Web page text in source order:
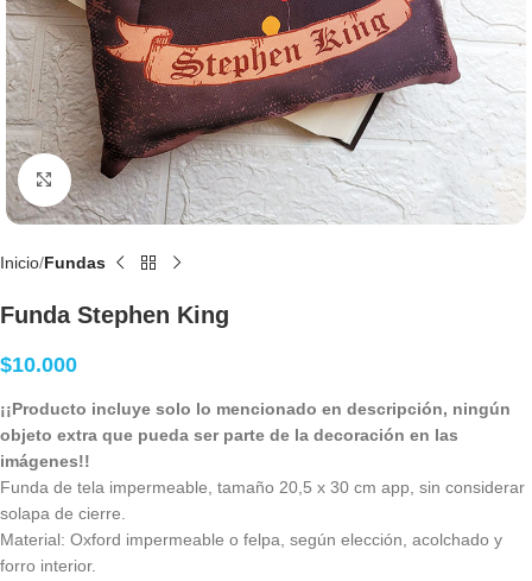
Clic para agrandar
Inicio Fundas
Funda Stephen King
$10.000
¡¡Producto incluye solo lo mencionado en descripción, ningún
objeto extra que pueda ser parte de la decoración en las
imágenes!!
Funda de tela impermeable, tamaño 20,5 x 30 cm app, sin considerar
solapa de cierre.
Material: Oxford impermeable o felpa, según elección, acolchado y
forro interior.